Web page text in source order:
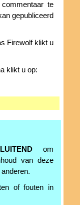
te
gepubliceerd
Firewolf klikt u
klikt u op:
om
van deze
of fouten in